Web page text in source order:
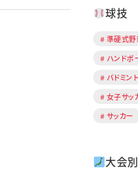
球技
準硬式野
ハンドボ
バドミン
女子サッ
サッカー
大会別